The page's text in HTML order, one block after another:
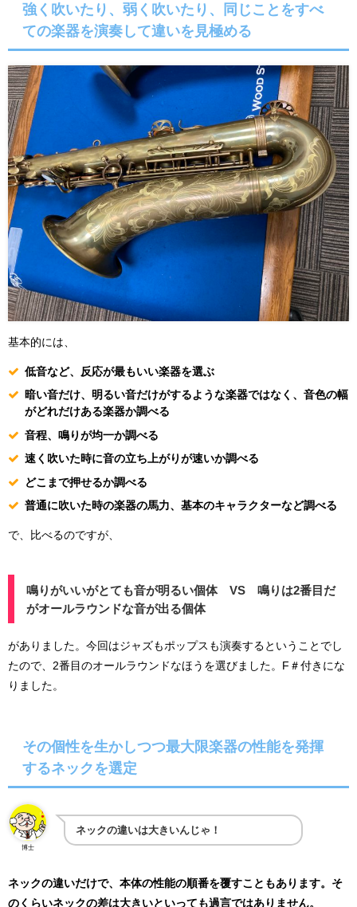
強く吹いたり、弱く吹いたり、同じことをすべ
ての楽器を演奏して違いを見極める
基本的には、
低音など、反応が最もいい楽器を選ぶ
暗い音だけ、明るい音だけがするような楽器ではなく、音色の幅
がどれだけある楽器か調べる
音程、鳴りが均一か調べる
速く吹いた時に音の立ち上がりが速いか調べる
どこまで押せるか調べる
普通に吹いた時の楽器の馬力、基本のキャラクターなど調べる
で、比べるのですが、
鳴りがいいがとても音が明るい個体 VS 鳴りは2番目だ
がオールラウンドな音が出る個体
がありました。今回はジャズもポップスも演奏するということでし
たので、2番目のオールラウンドなほうを選びました。F＃付きにな
りました。
その個性を生かしつつ最大限楽器の性能を発揮
するネックを選定
博士
ネックの違いは大きいんじゃ！
ネックの違いだけで、本体の性能の順番を覆すこともあります。そ
のくらいネックの差は大きいといっても過言ではありません。